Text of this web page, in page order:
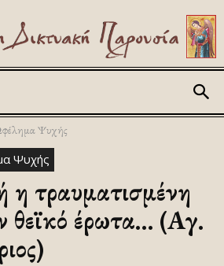
Ψυχής
Ψυχής
τραυματισμένη
θεϊκό έρωτα… (Αγ.